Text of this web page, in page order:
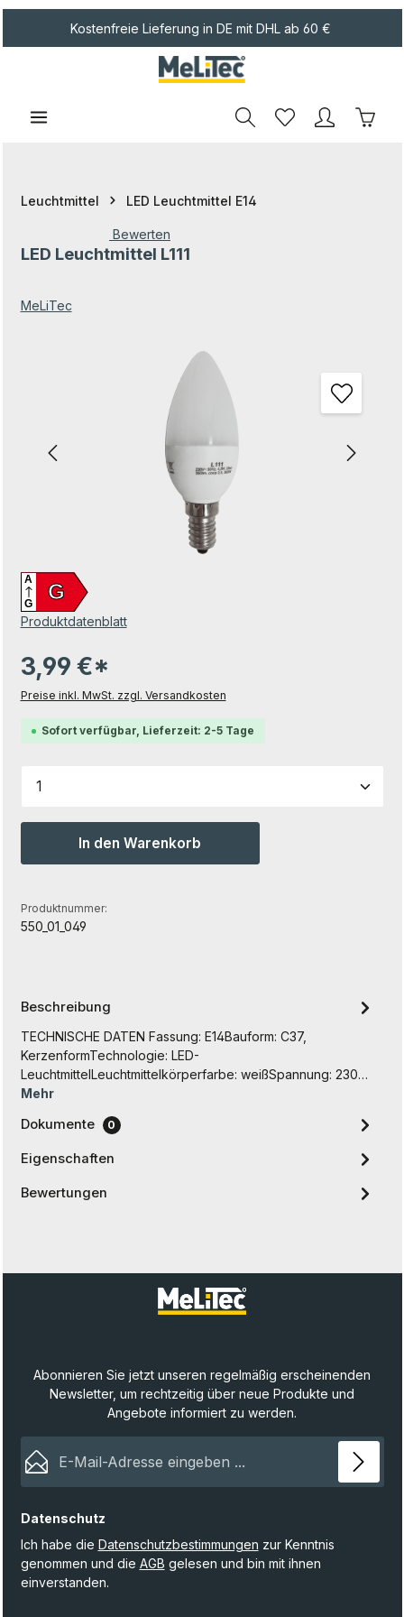
Kostenfreie Lieferung in DE mit DHL ab 60 €
Leuchtmittel LED Leuchtmittel E14
Durchschnittliche Bewertung von 0 von 5 Sternen
Bewerten
LED Leuchtmittel L111
MeLiTec
G
A
G
Produktdatenblatt
3,99 €*
Preise inkl. MwSt. zzgl. Versandkosten
Sofort verfügbar, Lieferzeit: 2-5 Tage
Produkt Anzahl: Gib den gewünschten Wert ein
In den Warenkorb
Produktnummer:
550_01_049
Beschreibung
TECHNISCHE DATEN Fassung: E14Bauform: C37,
KerzenformTechnologie: LED-
LeuchtmittelLeuchtmittelkörperfarbe: weißSpannung: 230…
Mehr
Dokumente 0
Eigenschaften
Bewertungen
Abonnieren Sie jetzt unseren regelmäßig erscheinenden
Newsletter, um rechtzeitig über neue Produkte und
Angebote informiert zu werden.
Datenschutz
Ich habe die Datenschutzbestimmungen zur Kenntnis
genommen und die AGB gelesen und bin mit ihnen
einverstanden.